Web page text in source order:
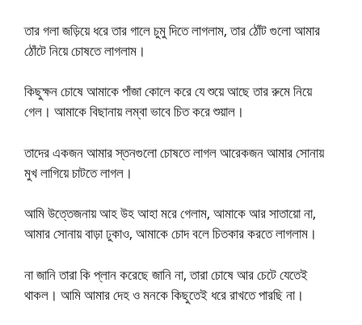
তার গলা জড়িয়ে ধরে তার গালে চুমু দিতে লাগলাম, তার ঠোঁট গুলো আমার
ঠোঁটে নিয়ে চোষতে লাগলাম।
কিছুক্ষন চোষে আমাকে পাঁজা কোলে করে যে শুয়ে আছে তার রুমে নিয়ে
গেল। আমাকে বিছানায় লম্বা ভাবে চিত করে শুয়াল।
তাদের একজন আমার স্তনগুলো চোষতে লাগল আরেকজন আমার সোনায়
মুখ লাগিয়ে চাটতে লাগল।
আমি উত্তেজনায় আহ উহ আহা মরে গেলাম, আমাকে আর সাতায়ো না,
আমার সোনায় বাড়া ঢুকাও, আমাকে চোদ বলে চিতকার করতে লাগলাম।
না জানি তারা কি প্লান করেছে জানি না, তারা চোষে আর চেটে যেতেই
থাকল। আমি আমার দেহ ও মনকে কিছুতেই ধরে রাখতে পারছি না।